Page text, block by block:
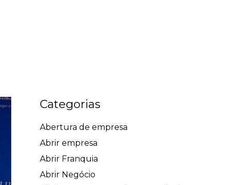
Categorias
Abertura de empresa
Abrir empresa
Abrir Franquia
Abrir Negócio